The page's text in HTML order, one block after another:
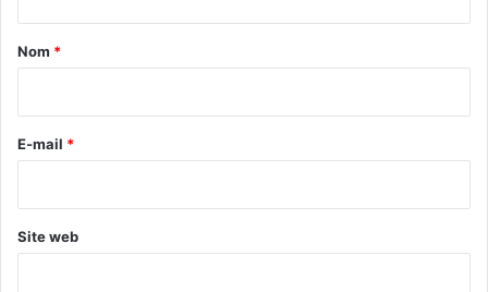
a
e
Nom *
E-mail *
Site web